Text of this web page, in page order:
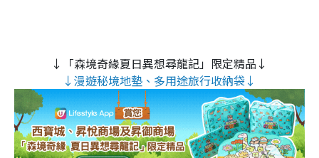
↓「森境奇緣夏日異想尋龍記」限定精品↓
↓漫遊秘境地墊、多用途旅行收納袋↓